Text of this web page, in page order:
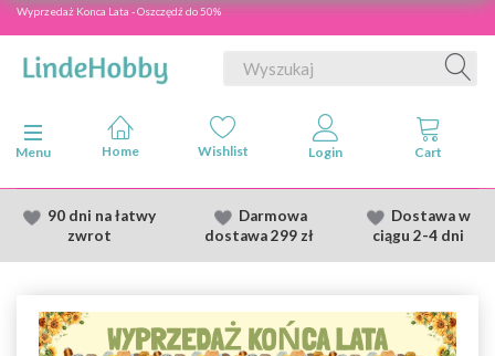
Wyprzedaż Konca Lata - Oszczędź do 50%
Przełącz nawigację
Menu
90 dni na łatwy
zwrot
Darmowa
dostawa299 zł
Dostawaw
ciągu 2-4 dni